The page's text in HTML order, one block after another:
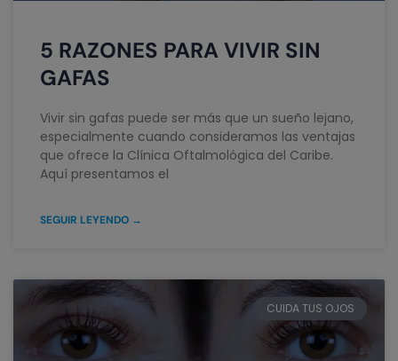
5 RAZONES PARA VIVIR SIN
GAFAS
Vivir sin gafas puede ser más que un sueño lejano,
especialmente cuando consideramos las ventajas
que ofrece la Clínica Oftalmológica del Caribe.
Aquí presentamos el
SEGUIR LEYENDO →
CUIDA TUS OJOS